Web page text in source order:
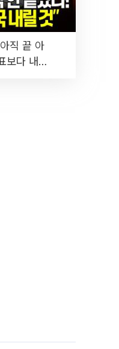
직 끝 아
보다 내릴